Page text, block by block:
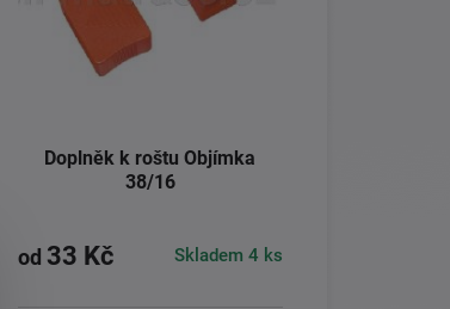
Doplněk k roštu Objímka
38/16
od 33 Kč Skladem 4 ks